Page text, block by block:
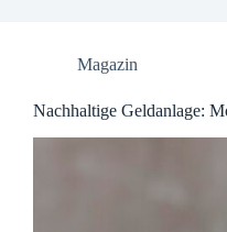
Magazin
Nachhaltige Geldanlage: